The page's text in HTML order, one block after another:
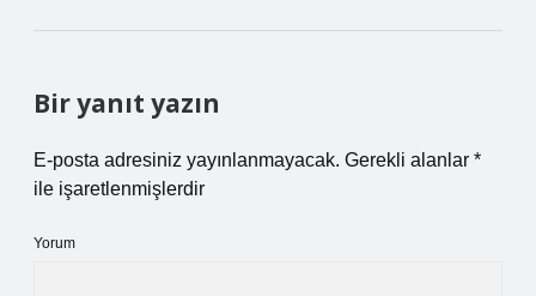
Bir yanıt yazın
E-posta adresiniz yayınlanmayacak. Gerekli alanlar *
ile işaretlenmişlerdir
Yorum